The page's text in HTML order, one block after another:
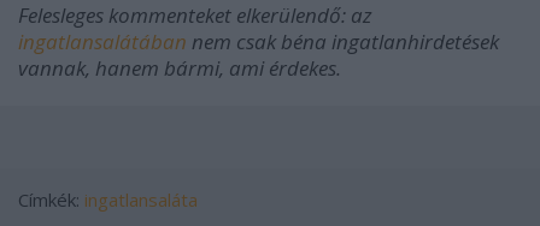
Felesleges kommenteket elkerülendő: az
ingatlansalátában nem csak béna ingatlanhirdetések
vannak, hanem bármi, ami érdekes.
Címkék: ingatlansaláta